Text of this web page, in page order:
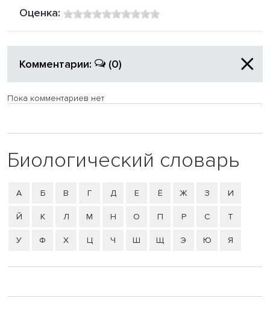
Оценка:
Комментарии: (0)
Пока комментариев нет
Биологический словарь
А Б В Г Д Е Ё Ж З И
Й К Л М Н О П Р С Т
У Ф Х Ц Ч Ш Щ Э Ю Я